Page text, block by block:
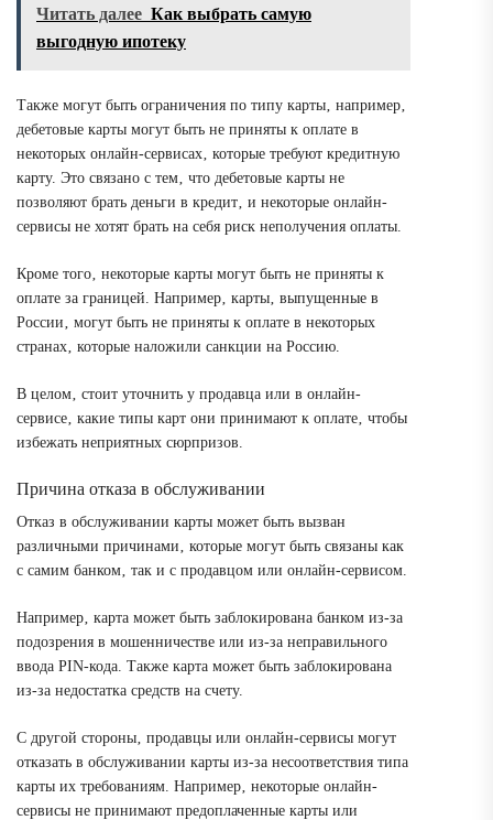
Читать далее Как выбрать самую
выгодную ипотеку
Также могут быть ограничения по типу карты‚ например‚
дебетовые карты могут быть не приняты к оплате в
некоторых онлайн-сервисах‚ которые требуют кредитную
карту. Это связано с тем‚ что дебетовые карты не
позволяют брать деньги в кредит‚ и некоторые онлайн-
сервисы не хотят брать на себя риск неполучения оплаты.
Кроме того‚ некоторые карты могут быть не приняты к
оплате за границей. Например‚ карты‚ выпущенные в
России‚ могут быть не приняты к оплате в некоторых
странах‚ которые наложили санкции на Россию.
В целом‚ стоит уточнить у продавца или в онлайн-
сервисе‚ какие типы карт они принимают к оплате‚ чтобы
избежать неприятных сюрпризов.
Причина отказа в обслуживании
Отказ в обслуживании карты может быть вызван
различными причинами‚ которые могут быть связаны как
с самим банком‚ так и с продавцом или онлайн-сервисом.
Например‚ карта может быть заблокирована банком из-за
подозрения в мошенничестве или из-за неправильного
ввода PIN-кода. Также карта может быть заблокирована
из-за недостатка средств на счету.
С другой стороны‚ продавцы или онлайн-сервисы могут
отказать в обслуживании карты из-за несоответствия типа
карты их требованиям. Например‚ некоторые онлайн-
сервисы не принимают предоплаченные карты или